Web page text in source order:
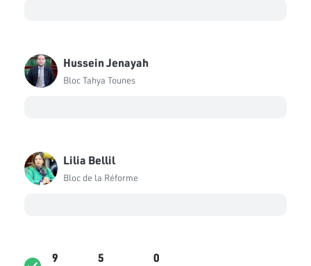
Hussein Jenayah
Bloc Tahya Tounes
Lilia Bellil
Bloc de la Réforme
9
5
0